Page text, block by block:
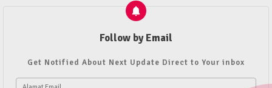
Follow by Email
Get Notified About Next Update Direct to Your inbox